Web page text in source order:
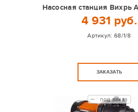
Насосная станция Вихрь
4 931 руб.
Артикул: 68/1/8
ЗАКАЗАТЬ
под заказ